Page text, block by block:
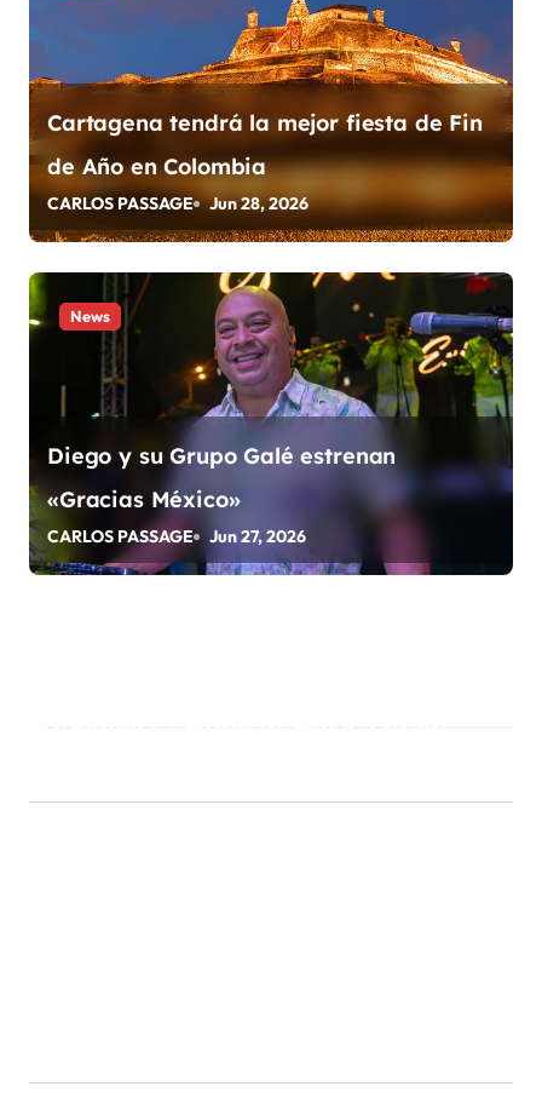
n
t
r
a
d
a
Cartagena tendrá la mejor fiesta de Fin
de Año en Colombia
CARLOS PASSAGE Jun 28, 2026
News
Diego y su Grupo Galé estrenan
«Gracias México»
CARLOS PASSAGE Jun 27, 2026